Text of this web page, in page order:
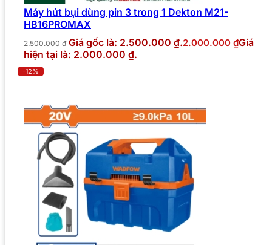
Máy hút bụi dùng pin 3 trong 1 Dekton M21-
HB16PROMAX
2.500.000₫ Giá gốc là: 2.500.000 ₫.2.000.000 ₫Giá
hiện tại là: 2.000.000 ₫.
-12%